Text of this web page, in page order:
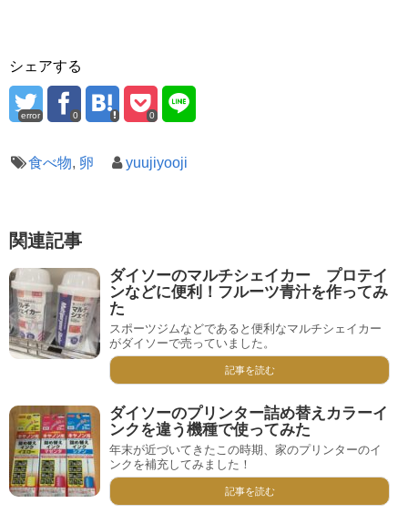
シェアする
error 0 0
食べ物, 卵 yuujiyooji
関連記事
ダイソーのマルチシェイカー プロテイ
ンなどに便利！フルーツ青汁を作ってみ
た
スポーツジムなどであると便利なマルチシェイカー
がダイソーで売っていました。
記事を読む
ダイソーのプリンター詰め替えカラーイ
ンクを違う機種で使ってみた
年末が近づいてきたこの時期、家のプリンターのイ
ンクを補充してみました！
記事を読む